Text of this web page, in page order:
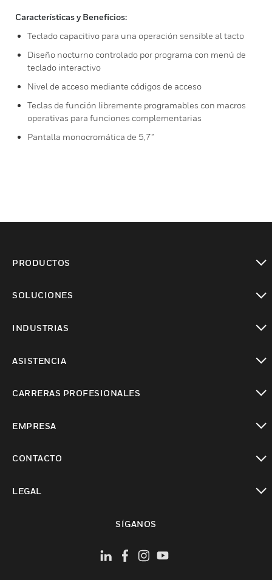
Características y Beneficios:
Teclado capacitivo para una operación sensible al tacto
Diseño nocturno controlado por programa con menú de
teclado interactivo
Nivel de acceso mediante códigos de acceso
Teclas de función libremente programables con macros
operativas para funciones complementarias
Pantalla monocromática de 5,7”
PRODUCTOS
SOLUCIONES
INDUSTRIAS
ASISTENCIA
CARRERAS PROFESIONALES
EMPRESA
CONTACTO
LEGAL
SÍGANOS